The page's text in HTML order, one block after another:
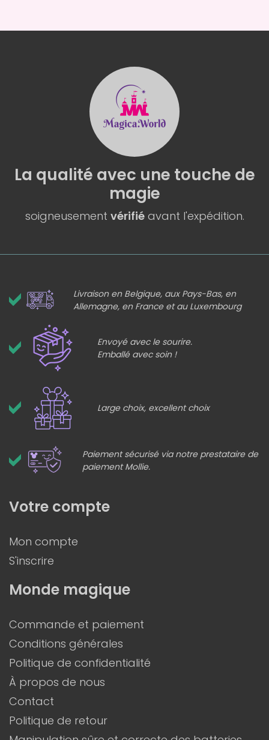
La qualité avec une touche de
magie
soigneusement vérifiéavant l'expédition.
Livraison en Belgique, aux Pays-Bas, en
Allemagne, en France et au Luxembourg
Envoyé avec le sourire.
Emballé avec soin !
Large choix, excellent choix
Paiement sécurisé via notre prestataire de
paiement Mollie.
Monde magique
Commande et paiement
Conditions générales
Politique de confidentialité
À propos de nous
Contact
Politique de retour
Votre compte
Mon compte
S'inscrire